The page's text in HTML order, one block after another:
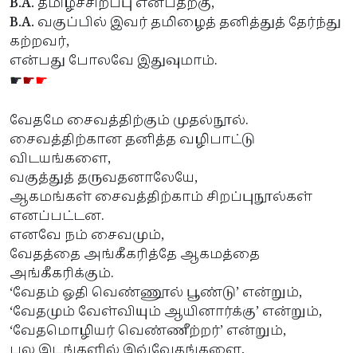
B.A. வகுப்பில் இவர் தமிழைத் தனித்துத் தேர்ந்து
கற்றவர்,
என்பது போலவே இதுவுமாம்.
☛☛☛
வேதமே சைவத்திற்கும் முதல்நூல்.
சைவத்திற்கான தனித்த வழிபாட்டு
விடயங்களை,
வகுத்துத் தருவதனாலேயே,
ஆகமங்கள் சைவத்திற்காம் சிறப்புநூல்கள்
எனப்பட்டன.
எனவே நம் சைவமும்,
வேதத்தை அங்கீகரித்தே ஆகமத்தை
அங்கீகரிக்கும்.
‘வேதம் ஓதி வெண்ணூல் பூண்டு’ என்றும்,
‘வேதமும் வேள்வியும் ஆயினார்க்கு’ என்றும்,
‘வேதமொழியர் வெண்ணீற்றர்’ என்றும்,